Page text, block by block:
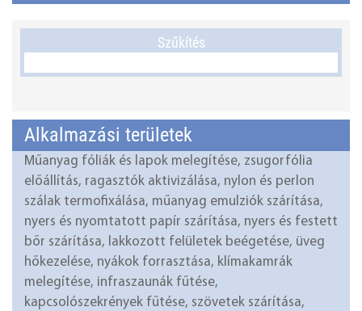
Szűkítés
Alkalmazási területek
Műanyag fóliák és lapok melegítése, zsugorfólia
előállítás, ragasztók aktivizálása, nylon és perlon
szálak termofixálása, műanyag emulziók szárítása,
nyers és nyomtatott papír szárítása, nyers és festett
bőr szárítása, lakkozott felületek beégetése, üveg
hőkezelése, nyákok forrasztása, klímakamrák
melegítése, infraszaunák fűtése,
kapcsolószekrények fűtése, szövetek szárítása,